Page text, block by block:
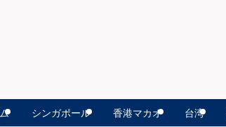
シンガポール 香港マカオ 台湾